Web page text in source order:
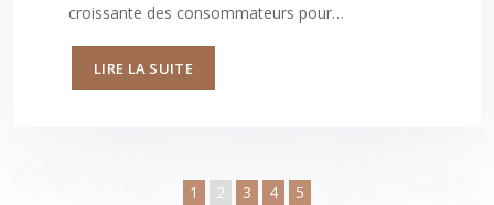
croissante des consommateurs pour…
LIRE LA SUITE
1 2 3 4 5